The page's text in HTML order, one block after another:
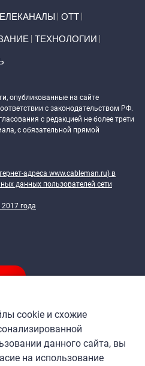
ОТТ
ТЕХНОЛОГИИ
опубликованные на сайте
с законодательством РФ.
с редакцией не более трети
с обязательной прямой
адреса www.cableman.ru) в
данных пользователей сети
года
cookie и схожие
данного сайта, вы
на использование